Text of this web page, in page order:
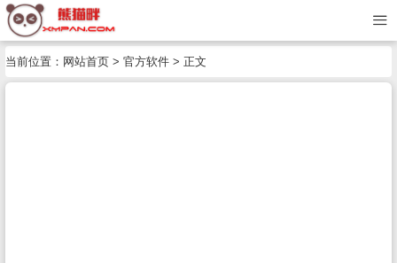
当前位置： 网站首页 > 官方软件 > 正文